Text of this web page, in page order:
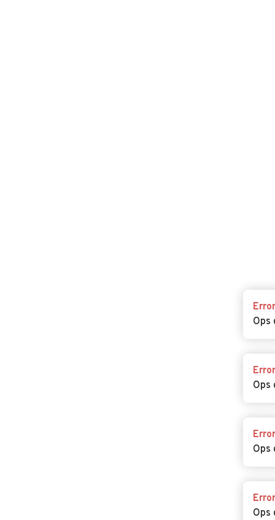
Error
Ops
Error
Ops
Error
Ops
Error
Ops